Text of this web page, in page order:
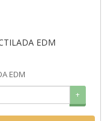
EDM
EDM
+